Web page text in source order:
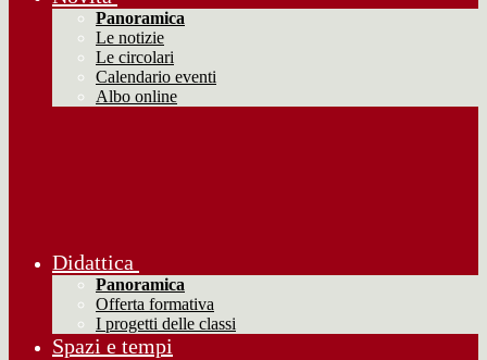
Panoramica
Le notizie
Le circolari
Calendario eventi
Albo online
Didattica
Panoramica
Offerta formativa
I progetti delle classi
Spazi e tempi